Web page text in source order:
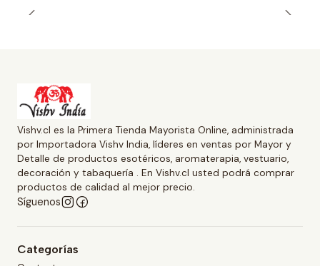
Vishv.cl es la Primera Tienda Mayorista Online, administrada
por Importadora Vishv India, líderes en ventas por Mayor y
Detalle de productos esotéricos, aromaterapia, vestuario,
decoración y tabaquería . En Vishv.cl usted podrá comprar
productos de calidad al mejor precio.
Síguenos
Categorías